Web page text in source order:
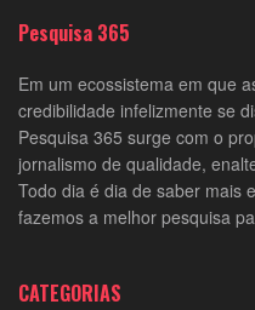
Pesquisa 365
Em um ecossistema em que
credibilidade infelizmente se
Pesquisa 365 surge com o
jornalismo de qualidade,
Todo dia é dia de saber mais
fazemos a melhor pesquisa
CATEGORIAS